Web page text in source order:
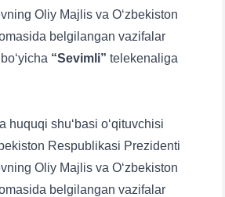
Oliy Majlis va O‘zbekiston
belgilangan vazifalar
“Sevimli” telekenaliga
huquqi shu‘basi o‘qituvchisi
Respublikasi Prezidenti
Oliy Majlis va O‘zbekiston
belgilangan vazifalar